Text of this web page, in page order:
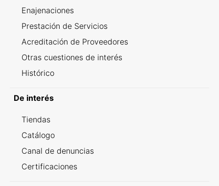
Enajenaciones
Prestación de Servicios
Acreditación de Proveedores
Otras cuestiones de interés
Histórico
De interés
Tiendas
Catálogo
Canal de denuncias
Certificaciones